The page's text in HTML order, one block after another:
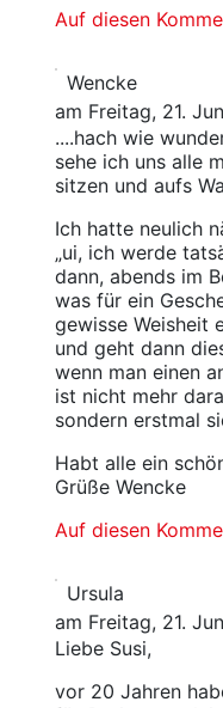
Auf diesen
Wencke
am Freitag, 21.
....hach wie
sehe ich uns alle
sitzen und aufs
Ich hatte neulich
„ui, ich werde
dann, abends im
was für ein
gewisse Weisheit
und geht dann
wenn man einen
ist nicht mehr
sondern erstmal
Habt alle ein
Grüße Wencke
Auf diesen
Ursula
am Freitag, 21.
Liebe Susi,
vor 20 Jahren